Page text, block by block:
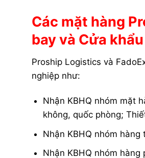
Các mặt hàng
bay và Cửa
Proship Logistics và
nghiệp như:
Nhận KBHQ nhóm mặt
không, quốc phòng;
Nhận KBHQ nhóm
Nhận KBHQ nhóm